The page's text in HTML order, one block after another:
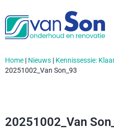
Home | Nieuws | Kennissessie:
20251002_Van Son_93
20251002_Van